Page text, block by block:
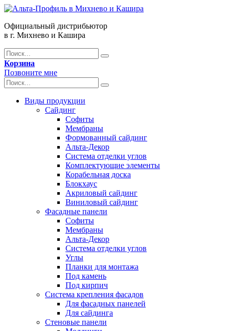
Официальный дистрибьютор
в г. Михнево и Кашира
Корзина
Позвоните мне
Виды продукции
Сайдинг
Софиты
Мембраны
Формованный сайдинг
Альта-Декор
Система отделки углов
Комплектующие элементы
Корабельная доска
Блокхаус
Акриловый сайдинг
Виниловый сайдинг
Фасадные панели
Софиты
Мембраны
Альта-Декор
Система отделки углов
Углы
Планки для монтажа
Под камень
Под кирпич
Система крепления фасадов
Для фасадных панелей
Для сайдинга
Стеновые панели